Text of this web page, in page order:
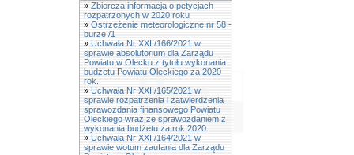
» Zbiorcza informacja o petycjach
rozpatrzonych w 2020 roku
» Ostrzeżenie meteorologiczne nr 58 -
burze /1
» Uchwała Nr XXII/166/2021 w
sprawie absolutorium dla Zarządu
Powiatu w Olecku z tytułu wykonania
budżetu Powiatu Oleckiego za 2020
rok.
» Uchwała Nr XXII/165/2021 w
sprawie rozpatrzenia i zatwierdzenia
sprawozdania finansowego Powiatu
Oleckiego wraz ze sprawozdaniem z
wykonania budżetu za rok 2020
» Uchwała Nr XXII/164/2021 w
sprawie wotum zaufania dla Zarządu